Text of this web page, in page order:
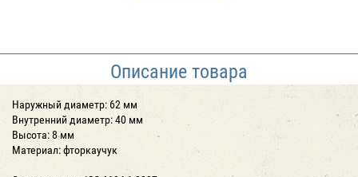
Описание товара
Наружный диаметр: 62 мм
Внутренний диаметр: 40 мм
Высота: 8 мм
Материал: фторкаучук